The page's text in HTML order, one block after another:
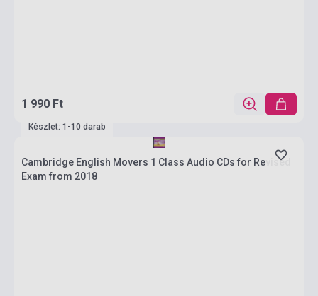
1 990 Ft
Készlet: 1-10 darab
Cambridge English Movers 1 Class Audio CDs for Revised
Exam from 2018